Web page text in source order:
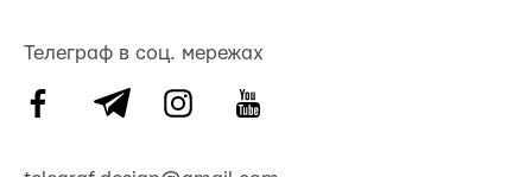
Телеграф в соц. мережах